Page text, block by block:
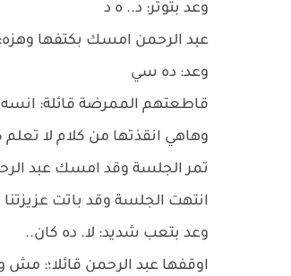
وعد بتوتر: د.. ه د
عبد الرحمن امسك بكتفها
وعد: ده سي
قاطعتهم الممرضة قائلة:
وهاهي انقذتها من كلام لا
تمر الجلسة وقد امسك عبد
انتهت الجلسة وقد باتت
وعد بتعب شديد: لا. ده كان..
اوقفها عبد الرحمن قائلا؛: مش